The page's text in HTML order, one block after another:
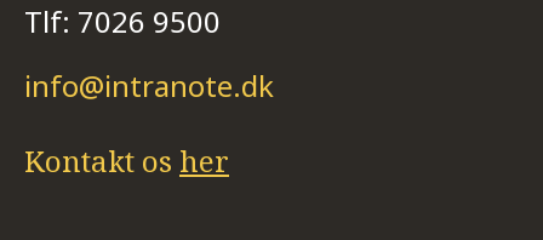
Tlf: 7026 9500
info@intranote.dk
Kontakt os her